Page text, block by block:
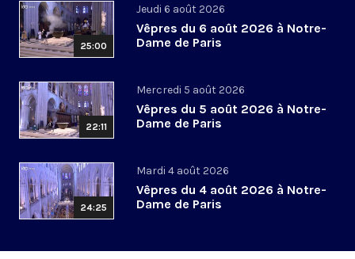
25:00
Jeudi 6 août 2026
Vêpres du 6 août 2026 à Notre-
Dame de Paris
22:11
Mercredi 5 août 2026
Vêpres du 5 août 2026 à Notre-
Dame de Paris
24:25
Mardi 4 août 2026
Vêpres du 4 août 2026 à Notre-
Dame de Paris